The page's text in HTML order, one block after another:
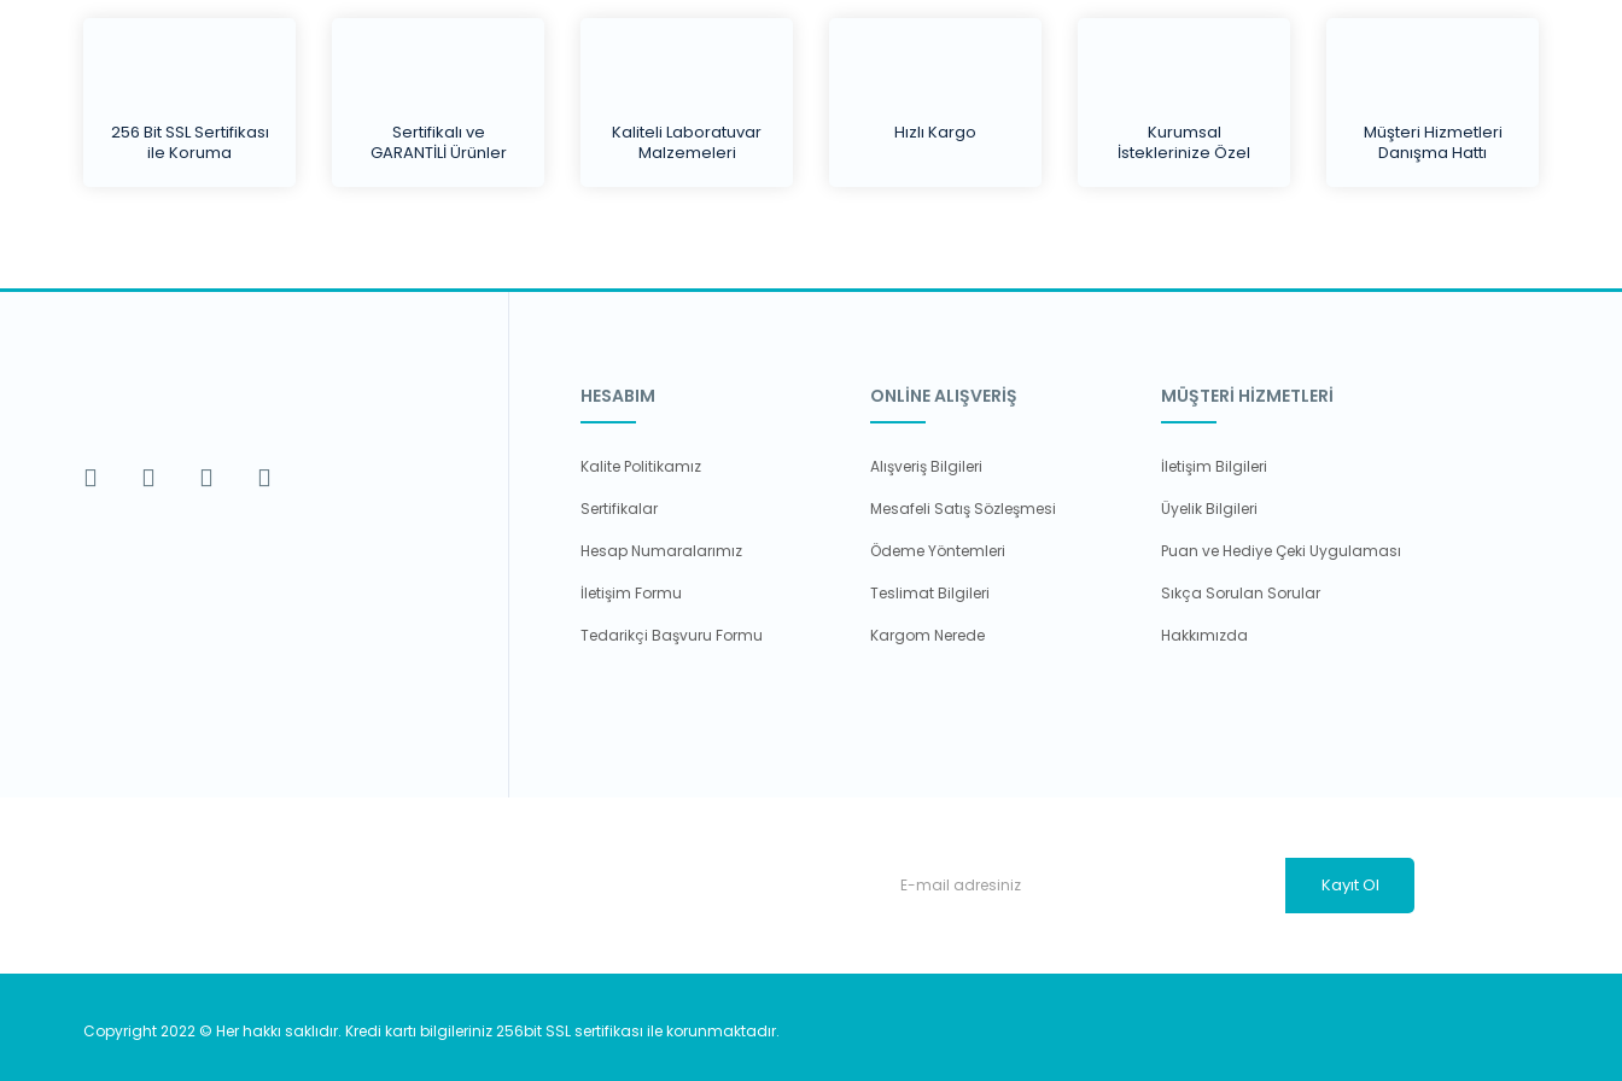
256 Bit SSL Sertifikası
ile Koruma
Sertifikalı ve
GARANTİLİ Ürünler
Kaliteli Laboratuvar
Malzemeleri
Hızlı Kargo
Kurumsal
İsteklerinize Özel
Müşteri Hizmetleri
Danışma Hattı
HESABIM
Kalite Politikamız
Sertifikalar
Hesap Numaralarımız
İletişim Formu
Tedarikçi Başvuru Formu
ONLİNE ALIŞVERİŞ
Alışveriş Bilgileri
Mesafeli Satış Sözleşmesi
Ödeme Yöntemleri
Teslimat Bilgileri
Kargom Nerede
MÜŞTERİ HİZMETLERİ
İletişim Bilgileri
Üyelik Bilgileri
Puan ve Hediye Çeki Uygulaması
Sıkça Sorulan Sorular
Hakkımızda
Kayıt Ol
Copyright 2022 © Her hakkı saklıdır. Kredi kartı bilgileriniz 256bit SSL sertifikası ile korunmaktadır.